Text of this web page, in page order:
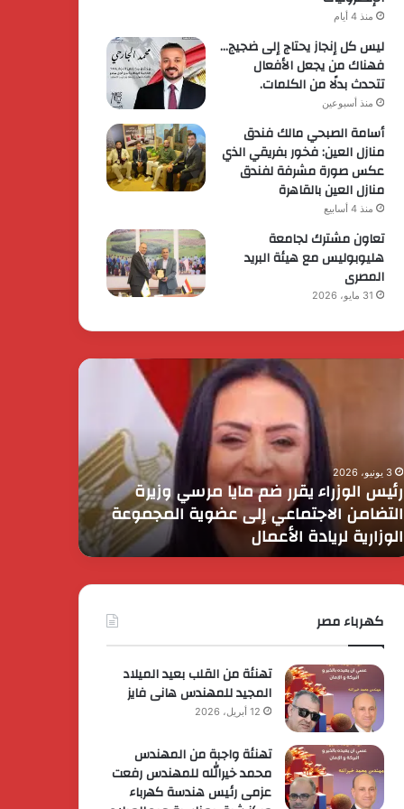
منذ 4 أيام
ليس كل إنجاز يحتاج إلى ضجيج…
فهناك من يجعل الأفعال
تتحدث بدلًا من الكلمات.
منذ أسبوعين
أسامة الصبحي مالك فندق
منازل العين: فخور بفريقي الذي
عكس صورة مشرفة لفندق
منازل العين بالقاهرة
منذ 4 أسابيع
تعاون مشترك لجامعة
هليوبوليس مع هيئة البريد
المصرى
31 مايو، 2026
3 يونيو، 2026
رئيس الوزراء يقرر ضم مايا مرسي وزيرة
التضامن الاجتماعي إلى عضوية المجموعة
الوزارية لريادة الأعمال
الرئيس
المسلحة
في
التنمية
كهرباء مصر
تهنئة من القلب بعيد الميلاد
المجيد للمهندس هانى فايز
12 أبريل، 2026
تهنئة واجبة من المهندس
محمد خيرالله للمهندس رفعت
عزمى رئيس هندسة كهرباء